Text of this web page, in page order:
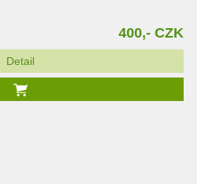
400,- CZK
Detail